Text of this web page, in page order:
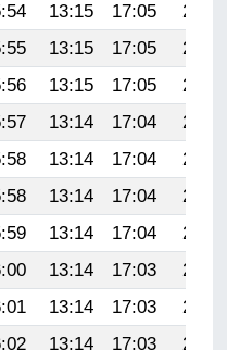
13:15 17:05
20:25
13:15 17:05
20:24
13:15 17:05
20:23
13:14 17:04
20:22
13:14 17:04
20:21
13:14 17:04
20:20
13:14 17:04
20:19
13:14 17:03
20:19
13:14 17:03
20:18
13:14 17:03
20:16